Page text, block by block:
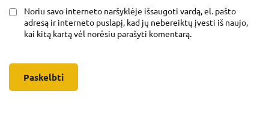
Noriu savo interneto naršyklėje išsaugoti vardą, el. pašto
adresą ir interneto puslapį, kad jų nebereiktų įvesti iš naujo,
kai kitą kartą vėl norėsiu parašyti komentarą.